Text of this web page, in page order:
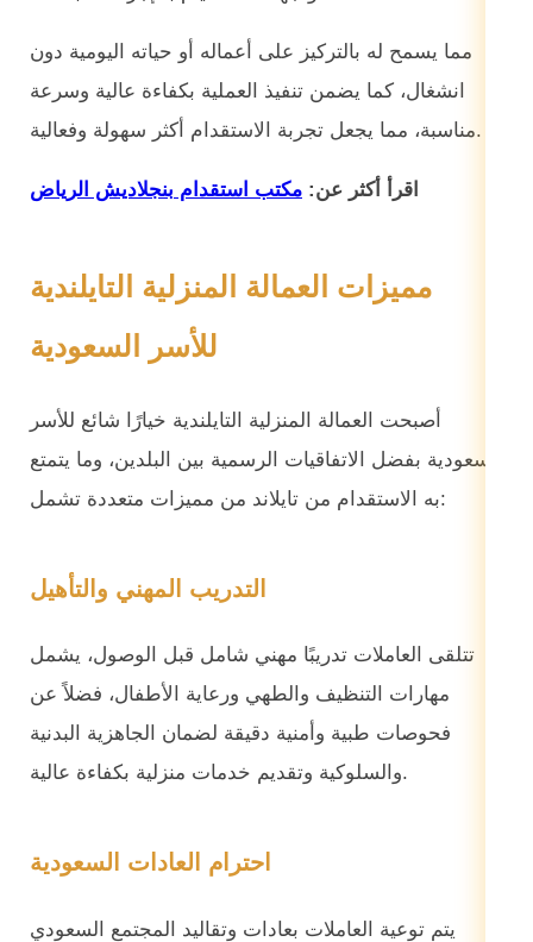
مما يسمح له بالتركيز على أعماله أو حياته اليومية دون
انشغال، كما يضمن تنفيذ العملية بكفاءة عالية وسرعة
مناسبة، مما يجعل تجربة الاستقدام أكثر سهولة وفعالية.
اقرأ أكثر عن: مكتب استقدام بنجلاديش الرياض
مميزات العمالة المنزلية التايلندية
للأسر السعودية
أصبحت العمالة المنزلية التايلندية خيارًا شائع للأسر
السعودية بفضل الاتفاقيات الرسمية بين البلدين، وما يتمتع
به الاستقدام من تايلاند من مميزات متعددة تشمل:
التدريب المهني والتأهيل
تتلقى العاملات تدريبًا مهني شامل قبل الوصول، يشمل
مهارات التنظيف والطهي ورعاية الأطفال، فضلاً عن
فحوصات طبية وأمنية دقيقة لضمان الجاهزية البدنية
والسلوكية وتقديم خدمات منزلية بكفاءة عالية.
احترام العادات السعودية
يتم توعية العاملات بعادات وتقاليد المجتمع السعودي